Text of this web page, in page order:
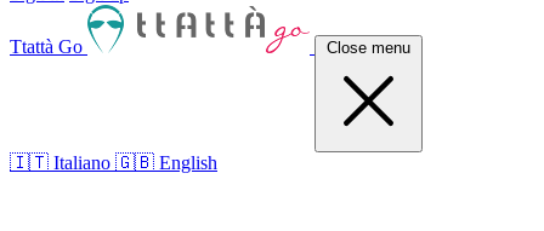
Ttattà Go Close menu
🇮🇹 Italiano 🇬🇧 English